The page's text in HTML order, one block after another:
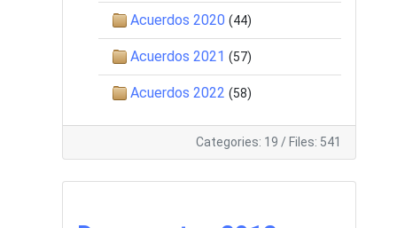
Acuerdos 2020 (44)
Acuerdos 2021 (57)
Acuerdos 2022 (58)
Categories: 19 / Files: 541